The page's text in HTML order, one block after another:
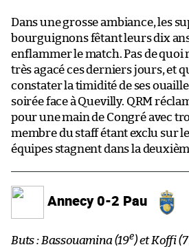
Dans une grosse ambiance, les
bourguignons fêtant leurs dix
enflammer le match. Pas de quoi
très agacé ces derniers jours, et
constater la timidité de ses
soirée face à Quevilly. QRM
pour une main de Congré avec
membre du staff étant exclu sur
équipes stagnent dans la
Annecy 0-2 Pau
Buts : Bassouamina (19e) et Koffi